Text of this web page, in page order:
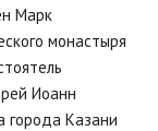
Марк
монастыря
Иоанн
города Казани